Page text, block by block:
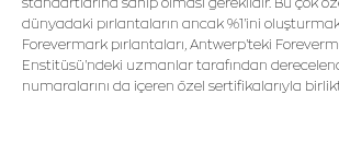
dünyadaki pırlantaların ancak %1'ini
Forevermark pırlantaları, Antwerp'teki
Enstitüsü'ndeki uzmanlar tarafından
numaralarını da içeren özel sertifikalarıyla